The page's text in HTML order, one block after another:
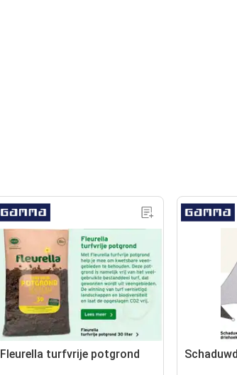
Fleurella turfvrije potgrond